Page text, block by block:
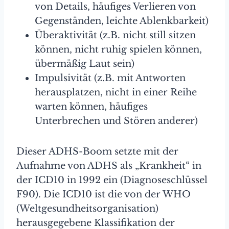
von Details, häufiges Verlieren von
Gegenständen, leichte Ablenkbarkeit)
Überaktivität (z.B. nicht still sitzen
können, nicht ruhig spielen können,
übermäßig Laut sein)
Impulsivität (z.B. mit Antworten
herausplatzen, nicht in einer Reihe
warten können, häufiges
Unterbrechen und Stören anderer)
Dieser ADHS-Boom setzte mit der
Aufnahme von ADHS als „Krankheit“ in
der ICD10 in 1992 ein (Diagnoseschlüssel
F90). Die ICD10 ist die von der WHO
(Weltgesundheitsorganisation)
herausgegebene Klassifikation der